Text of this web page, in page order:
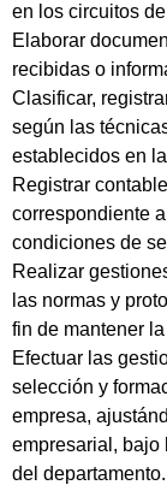
en los circuitos
Elaborar
recibidas o
Clasificar,
según las
establecidos en
Registrar
correspondiente
condiciones de
Realizar
las normas y
fin de mantener
Efectuar las
selección y
empresa,
empresarial, bajo
del departamento.